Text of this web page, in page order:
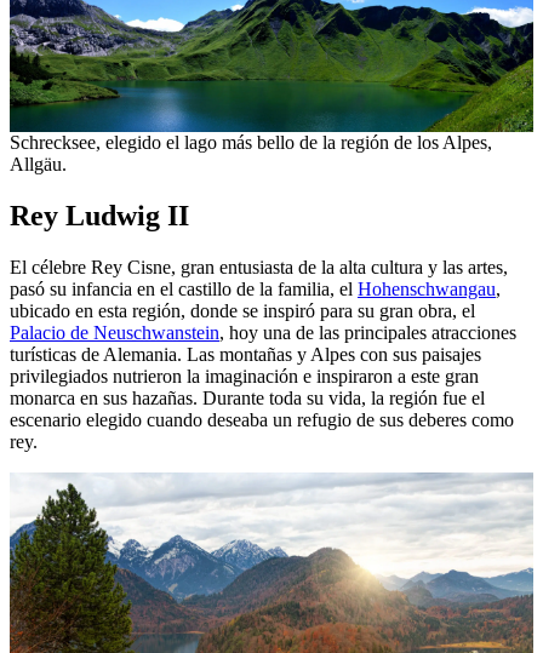
Schrecksee, elegido el lago más bello de la región de los Alpes,
Allgäu.
Rey Ludwig II
El célebre Rey Cisne, gran entusiasta de la alta cultura y las artes,
pasó su infancia en el castillo de la familia, el Hohenschwangau,
ubicado en esta región, donde se inspiró para su gran obra, el
Palacio de Neuschwanstein, hoy una de las principales atracciones
turísticas de Alemania. Las montañas y Alpes con sus paisajes
privilegiados nutrieron la imaginación e inspiraron a este gran
monarca en sus hazañas. Durante toda su vida, la región fue el
escenario elegido cuando deseaba un refugio de sus deberes como
rey.